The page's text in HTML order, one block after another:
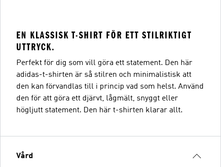
EN KLASSISK T-SHIRT FÖR ETT STILRIKTIGT
UTTRYCK.
Perfekt för dig som vill göra ett statement. Den här
adidas-t-shirten är så stilren och minimalistisk att
den kan förvandlas till i princip vad som helst. Använd
den för att göra ett djärvt, lågmält, snyggt eller
högljutt statement. Den här t-shirten klarar allt.
Vård